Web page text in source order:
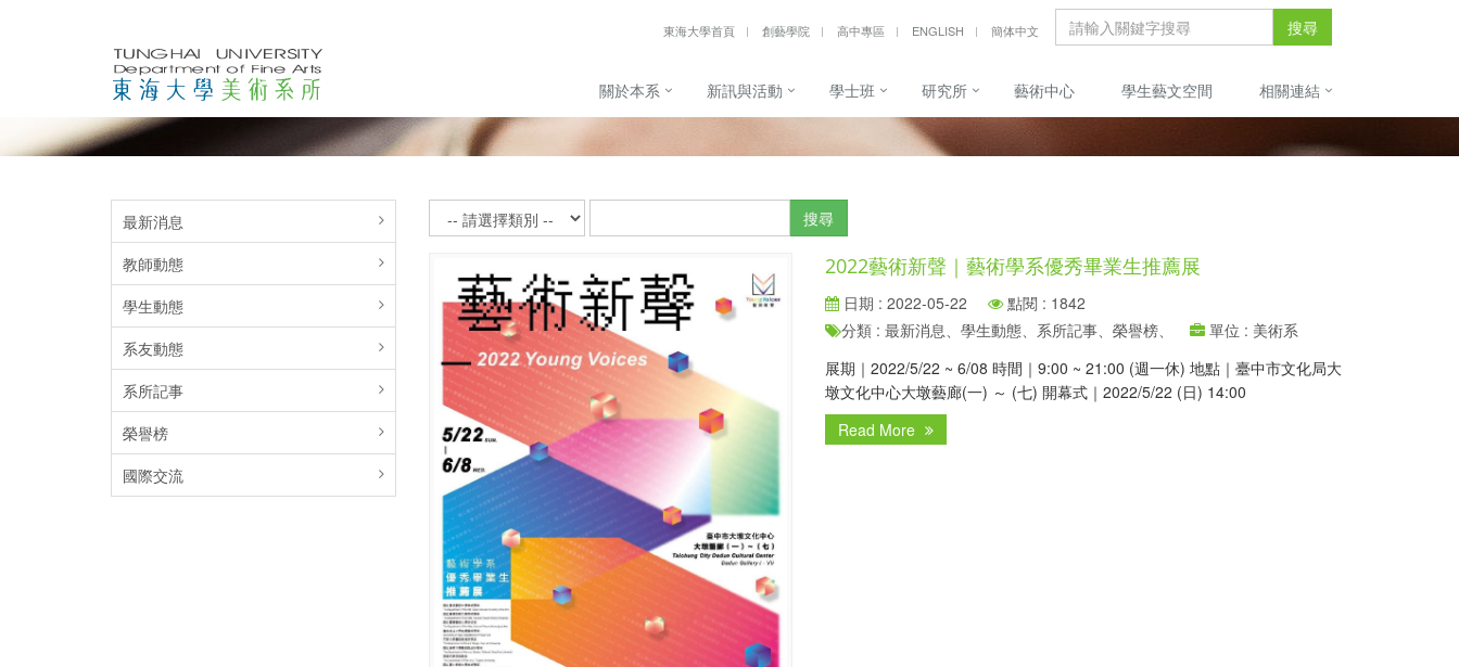
東海大學首頁 創藝學院 高中專區 ENGLISH 簡体中文 搜尋
關於本系 新訊與活動 學士班 研究所 藝術中心 學生藝文空間 相關連結
最新消息
教師動態
學生動態
系友動態
系所記事
榮譽榜
國際交流
搜尋
2022藝術新聲｜藝術學系優秀畢業生推薦展
日期 : 2022-05-22
點閱 : 1842
分類 : 最新消息、學生動態、系所記事、榮譽榜、
單位 : 美術系
展期｜2022/5/22 ~ 6/08 時間｜9:00 ~ 21:00 (週一休) 地點｜臺中市文化局大
墩文化中心大墩藝廊(一) ～ (七) 開幕式｜2022/5/22 (日) 14:00
Read More